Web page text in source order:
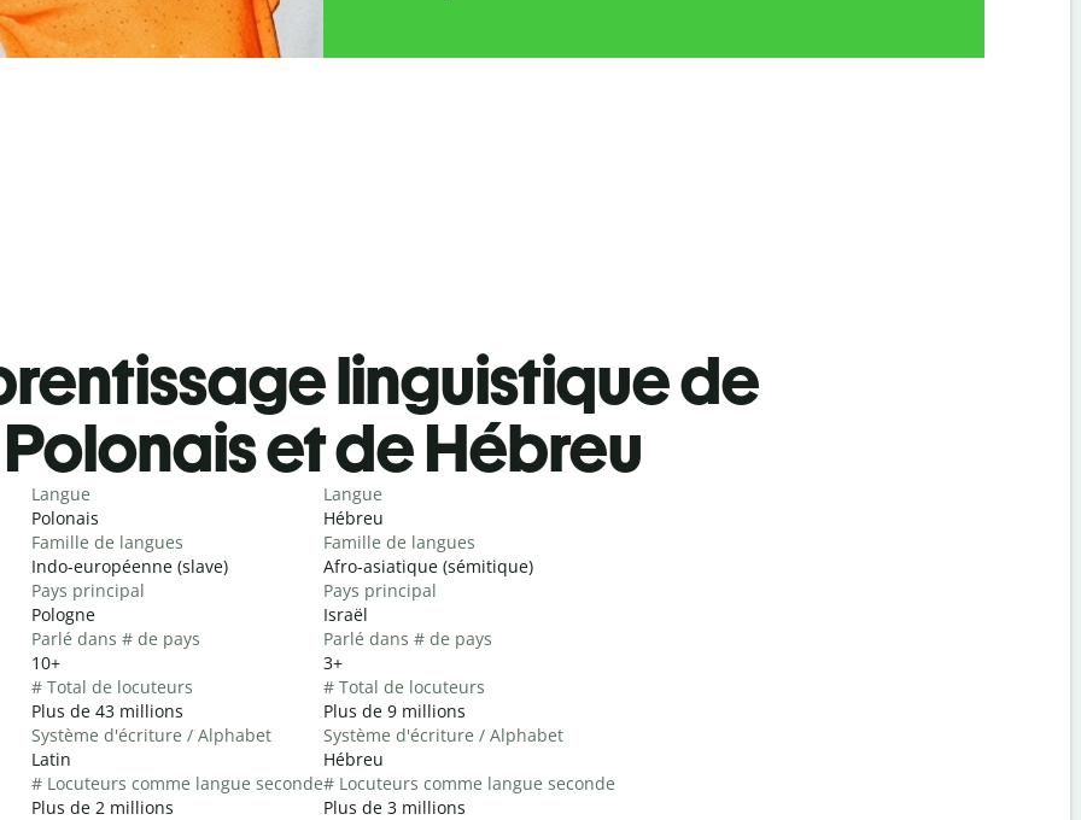
linguistique de
Polonais et de Hébreu
Langue
Polonais
Famille de langues
Indo-européenne (slave)
Pays principal
Pologne
Parlé dans # de pays
10+
# Total de locuteurs
Plus de 43 millions
Système d'écriture / Alphabet
Latin
# Locuteurs comme langue seconde
Plus de 2 millions
Langue
Hébreu
Famille de langues
Afro-asiatique (sémitique)
Pays principal
Israël
Parlé dans # de pays
3+
# Total de locuteurs
Plus de 9 millions
Système d'écriture / Alphabet
Hébreu
# Locuteurs comme langue seconde
Plus de 3 millions